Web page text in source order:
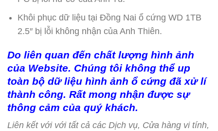
Khôi phục dữ liệu tại Đồng Nai ổ cứng WD 1TB
2.5″ bị lỗi không nhận của Anh Thiên.
Do liên quan đến chất lượng hình ảnh
của Website. Chúng tôi không thể up
toàn bộ dữ liệu hình ảnh ổ cứng đã xử lí
thành công. Rất mong nhận được sự
thông cảm của quý khách.
Liên kết với với tất cả các Dịch vụ, Cửa hàng vi tính,